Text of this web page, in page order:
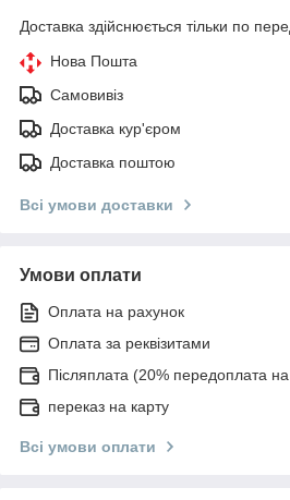
Доставка здійснюється тільки по
Нова Пошта
Самовивіз
Доставка кур'єром
Доставка поштою
Всі умови доставки
Умови оплати
Оплата на рахунок
Оплата за реквізитами
Післяплата (20% передоплата на
переказ на карту
Всі умови оплати